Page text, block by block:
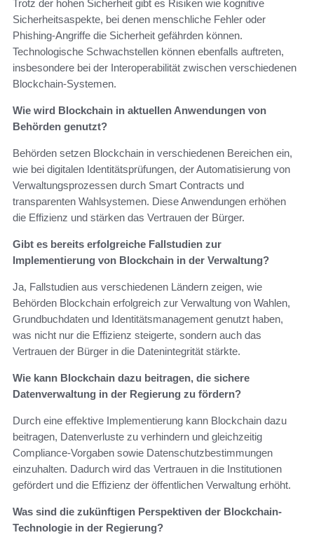
Trotz der hohen Sicherheit gibt es Risiken wie kognitive
Sicherheitsaspekte, bei denen menschliche Fehler oder
Phishing-Angriffe die Sicherheit gefährden können.
Technologische Schwachstellen können ebenfalls auftreten,
insbesondere bei der Interoperabilität zwischen verschiedenen
Blockchain-Systemen.
Wie wird Blockchain in aktuellen Anwendungen von
Behörden genutzt?
Behörden setzen Blockchain in verschiedenen Bereichen ein,
wie bei digitalen Identitätsprüfungen, der Automatisierung von
Verwaltungsprozessen durch Smart Contracts und
transparenten Wahlsystemen. Diese Anwendungen erhöhen
die Effizienz und stärken das Vertrauen der Bürger.
Gibt es bereits erfolgreiche Fallstudien zur
Implementierung von Blockchain in der Verwaltung?
Ja, Fallstudien aus verschiedenen Ländern zeigen, wie
Behörden Blockchain erfolgreich zur Verwaltung von Wahlen,
Grundbuchdaten und Identitätsmanagement genutzt haben,
was nicht nur die Effizienz steigerte, sondern auch das
Vertrauen der Bürger in die Datenintegrität stärkte.
Wie kann Blockchain dazu beitragen, die sichere
Datenverwaltung in der Regierung zu fördern?
Durch eine effektive Implementierung kann Blockchain dazu
beitragen, Datenverluste zu verhindern und gleichzeitig
Compliance-Vorgaben sowie Datenschutzbestimmungen
einzuhalten. Dadurch wird das Vertrauen in die Institutionen
gefördert und die Effizienz der öffentlichen Verwaltung erhöht.
Was sind die zukünftigen Perspektiven der Blockchain-
Technologie in der Regierung?